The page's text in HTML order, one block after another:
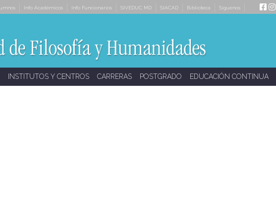
Info Académicos Info Funcionarios SIVEDUC MD SIACAD Biblioteca Síguenos
INSTITUTOS Y CENTROS CARRERAS POSTGRADO EDUCACIÓN CONTINUA